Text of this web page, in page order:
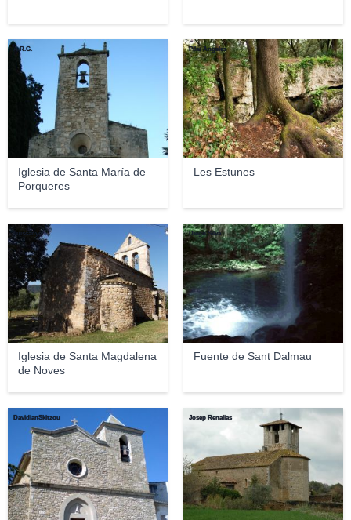
Iglesia de Santa María de
Porqueres
A.R.G.
Les Estunes
Pilar Ángeles
Iglesia de Santa Magdalena
de Noves
lluiscanyet
Fuente de Sant Dalmau
Diego Silva
DavidianSkitzou Josep Renalias